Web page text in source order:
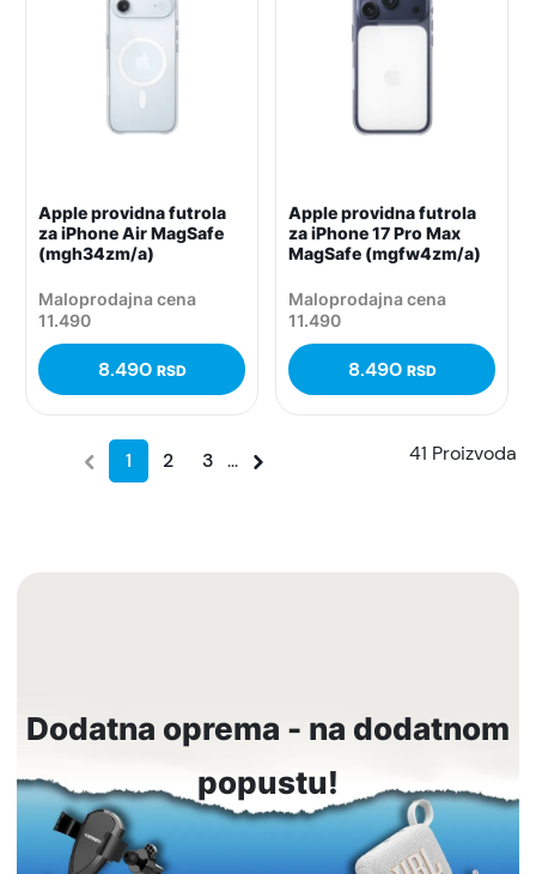
Apple providna futrola
za iPhone Air MagSafe
(mgh34zm/a)
Maloprodajna cena
11.490
8.490 RSD
Apple providna futrola
za iPhone 17 Pro Max
MagSafe (mgfw4zm/a)
Maloprodajna cena
11.490
8.490 RSD
1 2 3 ... 41 Proizvoda
Dodatna oprema - na dodatnom
popustu!